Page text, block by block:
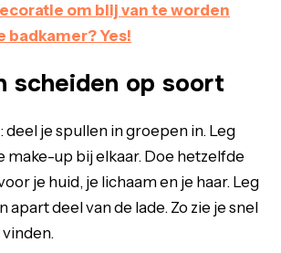
om blij van te worden
badkamer? Yes!
scheiden op soort
deel je spullen in groepen in. Leg
make-up bij elkaar. Doe hetzelfde
je huid, je lichaam en je haar. Leg
apart deel van de lade. Zo zie je snel